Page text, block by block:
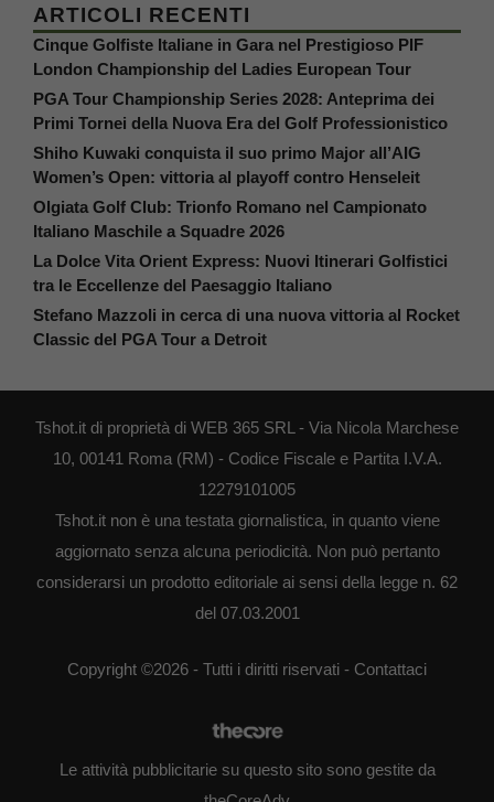
ARTICOLI RECENTI
Cinque Golfiste Italiane in Gara nel Prestigioso PIF
London Championship del Ladies European Tour
PGA Tour Championship Series 2028: Anteprima dei
Primi Tornei della Nuova Era del Golf Professionistico
Shiho Kuwaki conquista il suo primo Major all’AIG
Women’s Open: vittoria al playoff contro Henseleit
Olgiata Golf Club: Trionfo Romano nel Campionato
Italiano Maschile a Squadre 2026
La Dolce Vita Orient Express: Nuovi Itinerari Golfistici
tra le Eccellenze del Paesaggio Italiano
Stefano Mazzoli in cerca di una nuova vittoria al Rocket
Classic del PGA Tour a Detroit
Tshot.it di proprietà di WEB 365 SRL - Via Nicola Marchese
10, 00141 Roma (RM) - Codice Fiscale e Partita I.V.A.
12279101005
Tshot.it non è una testata giornalistica, in quanto viene
aggiornato senza alcuna periodicità. Non può pertanto
considerarsi un prodotto editoriale ai sensi della legge n. 62
del 07.03.2001
Copyright ©2026 - Tutti i diritti riservati - Contattaci
Le attività pubblicitarie su questo sito sono gestite da